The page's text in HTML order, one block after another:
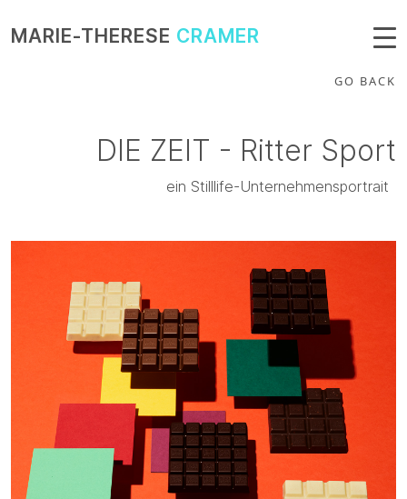
MARIE-THERESE CRAMER
GO BACK
DIE ZEIT - Ritter Sport
ein Stilllife-Unternehmensportrait